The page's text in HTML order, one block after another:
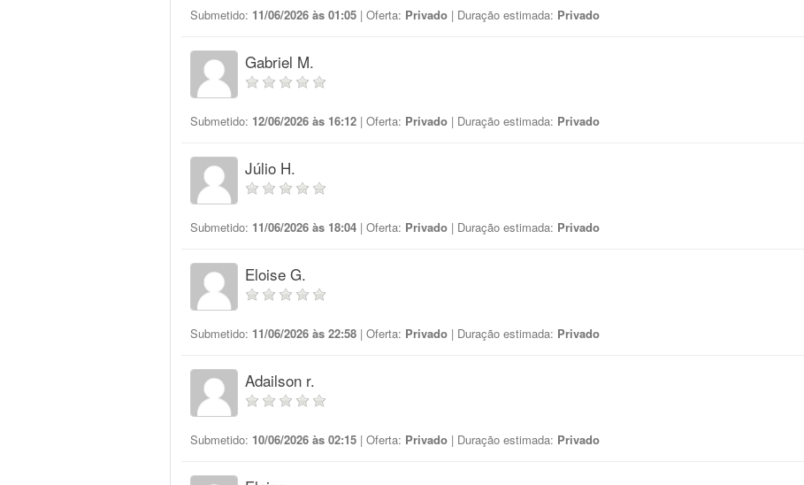
Submetido: 11/06/2026 às 01:05 | Oferta: Privado | Duração estimada: Privado
Gabriel M.
Submetido: 12/06/2026 às 16:12 | Oferta: Privado | Duração estimada: Privado
Júlio H.
Submetido: 11/06/2026 às 18:04 | Oferta: Privado | Duração estimada: Privado
Eloise G.
Submetido: 11/06/2026 às 22:58 | Oferta: Privado | Duração estimada: Privado
Adailson r.
Submetido: 10/06/2026 às 02:15 | Oferta: Privado | Duração estimada: Privado